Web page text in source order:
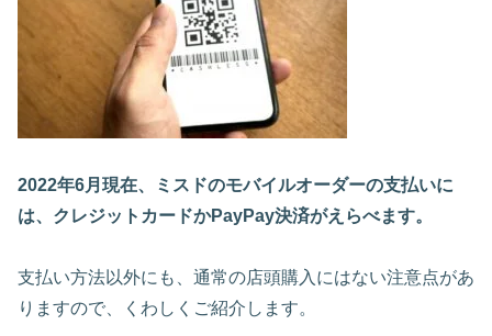
2022年6月現在、ミスドのモバイルオーダーの支払いに
は、クレジットカードかPayPay決済がえらべます。
支払い方法以外にも、通常の店頭購入にはない注意点があ
りますので、くわしくご紹介します。